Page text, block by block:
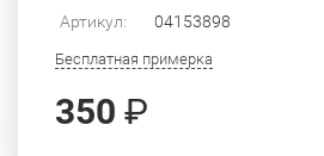
Артикул: 04153898
Бесплатная примерка
350 ₽